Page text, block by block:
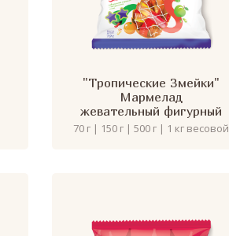
"Тропические Змейки"
Мармелад
жевательный фигурный
70 г | 150 г | 500 г | 1 кг весовой